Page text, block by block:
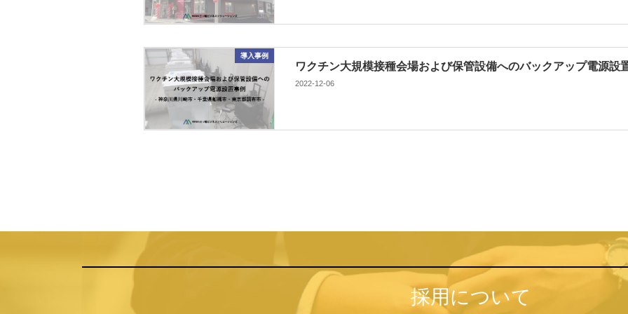
導入事例
ワクチン大規模接種会場および保管設備へのバックアップ電源設
2022-12-06
採用について